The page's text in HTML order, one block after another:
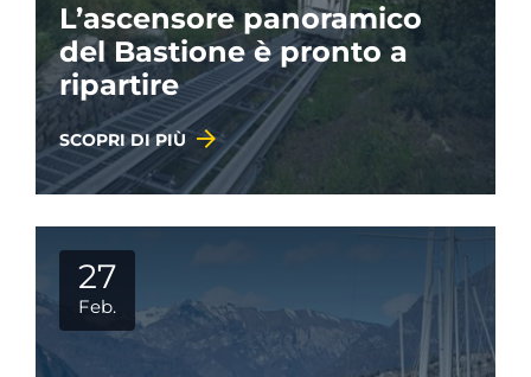
L’ascensore panoramico
del Bastione è pronto a
ripartire
SCOPRI DI PIÙ
27
Feb.